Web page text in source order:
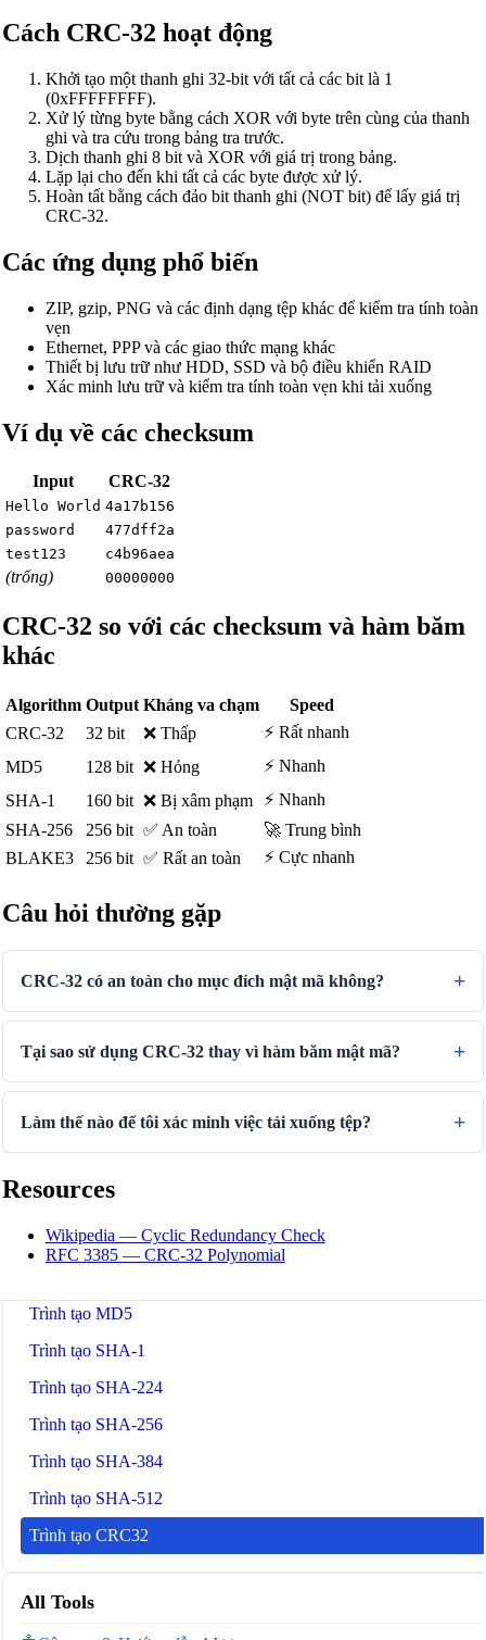
🔗Related Tools
🔒Công cụ Băm
Trình tạo MD5
Trình tạo SHA-1
Trình tạo SHA-224
Trình tạo SHA-256
Trình tạo SHA-384
Trình tạo SHA-512
Trình tạo CRC32
All Tools
Cách CRC-32 hoạt động
Khởi tạo một thanh ghi 32-bit với tất cả các bit là 1
(0xFFFFFFFF).
Xử lý từng byte bằng cách XOR với byte trên cùng của thanh
ghi và tra cứu trong bảng tra trước.
Dịch thanh ghi 8 bit và XOR với giá trị trong bảng.
Lặp lại cho đến khi tất cả các byte được xử lý.
Hoàn tất bằng cách đảo bit thanh ghi (NOT bit) để lấy giá trị
CRC-32.
Các ứng dụng phổ biến
ZIP, gzip, PNG và các định dạng tệp khác để kiểm tra tính toàn
vẹn
Ethernet, PPP và các giao thức mạng khác
Thiết bị lưu trữ như HDD, SSD và bộ điều khiển RAID
Xác minh lưu trữ và kiểm tra tính toàn vẹn khi tải xuống
Ví dụ về các checksum
Input CRC-32
Hello World 4a17b156
password
477dff2a
test123
c4b96aea
(trống) 00000000
CRC-32 so với các checksum và hàm băm
khác
Algorithm Output Kháng va chạm
Speed
CRC-32
32 bit ❌ Thấp
⚡ Rất nhanh
MD5
128 bit ❌ Hỏng
⚡ Nhanh
SHA-1
160 bit ❌ Bị xâm phạm
⚡ Nhanh
SHA-256
256 bit ✅ An toàn
🚀 Trung bình
BLAKE3
256 bit ✅ Rất an toàn ⚡ Cực nhanh
Câu hỏi thường gặp
CRC-32 có an toàn cho mục đích mật mã không?
Tại sao sử dụng CRC-32 thay vì hàm băm mật mã?
Làm thế nào để tôi xác minh việc tải xuống tệp?
Resources
Wikipedia — Cyclic Redundancy Check
RFC 3385 — CRC-32 Polynomial